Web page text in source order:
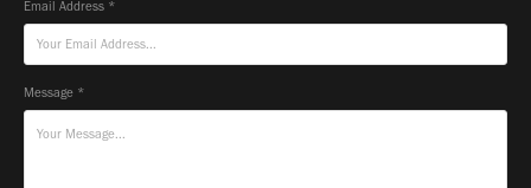
Email Address *
Message *